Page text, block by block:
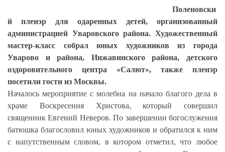
Поленовски
й пленэр для одаренных детей, организованный
администрацией Уваровского района. Художественный
мастер-класс собрал юных художников из города
Уварово и района, Инжавинского района, детского
оздоровительного центра «Салют», также пленэр
посетили гости из Москвы.
Началось мероприятие с молебна на начало благого дела в
храме Воскресения Христова, который совершил
священник Евгений Неверов. По завершении богослужения
батюшка благословил юных художников и обратился к ним
с напутственным словом, в котором отметил, что любое